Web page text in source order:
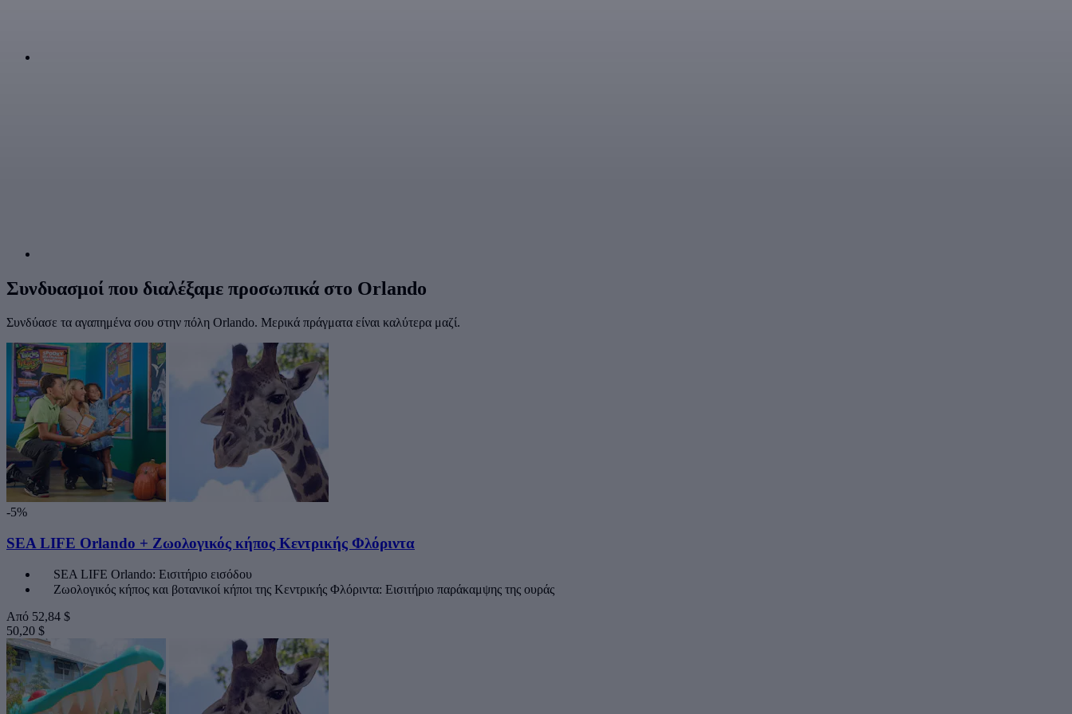
Συνδυασμοί που διαλέξαμε προσωπικά στο Οrlando
Συνδύασε τα αγαπημένα σου στην πόλη Orlando. Μερικά πράγματα είναι καλύτερα μαζί.
-5%
SEA LIFE Orlando + Ζωολογικός κήπος Κεντρικής Φλόριντα
SEA LIFE Orlando: Εισιτήριο εισόδου
Ζωολογικός κήπος και βοτανικοί κήποι της Κεντρικής Φλόριντα: Εισιτήριο παράκαμψης της ουράς
Από 52,84 $
50,20 $